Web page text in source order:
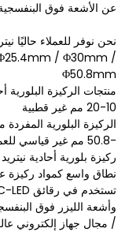
عن الأشعة فوق
/ Φ30mm /
Φ50.8mm
منتجات الركيزة البلورية
10-20 مم غير قطبية
-50.8 مم غير قياسي للعملاء
ركيزة بلورية أحادية
نطاق واسع كمواد ركيزة
وأشعة الليزر فوق
/ مجال جهاز إلكتروني